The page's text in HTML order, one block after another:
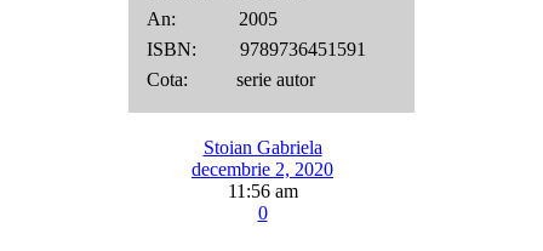
An: 2005
ISBN: 9789736451591
Cota: serie autor
Stoian Gabriela
decembrie 2, 2020
11:56 am
0